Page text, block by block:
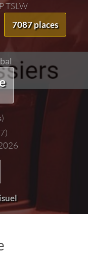
TSLW
7087 places